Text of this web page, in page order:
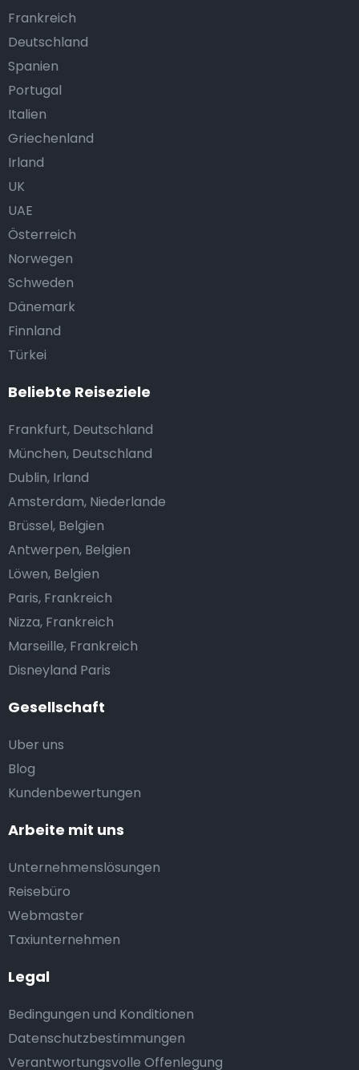
Gesellschaft
Uber uns
Blog
Kundenbewertungen
Arbeite mit uns
Unternehmenslösungen
Reisebüro
Webmaster
Taxiunternehmen
Legal
Bedingungen und Konditionen
Datenschutzbestimmungen
Verantwortungsvolle Offenlegung
Frankreich
Deutschland
Spanien
Portugal
Italien
Griechenland
Irland
UK
UAE
Österreich
Norwegen
Schweden
Dänemark
Finnland
Türkei
Beliebte Reiseziele
Frankfurt, Deutschland
München, Deutschland
Dublin, Irland
Amsterdam, Niederlande
Brüssel, Belgien
Antwerpen, Belgien
Löwen, Belgien
Paris, Frankreich
Nizza, Frankreich
Marseille, Frankreich
Disneyland Paris